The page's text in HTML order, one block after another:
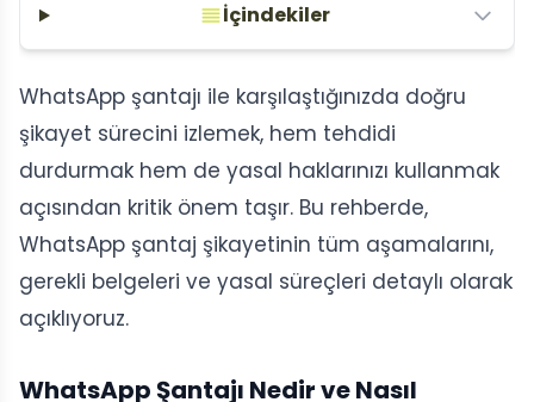
İçindekiler
WhatsApp şantajı ile karşılaştığınızda doğru
şikayet sürecini izlemek, hem tehdidi
durdurmak hem de yasal haklarınızı kullanmak
açısından kritik önem taşır. Bu rehberde,
WhatsApp şantaj şikayetinin tüm aşamalarını,
gerekli belgeleri ve yasal süreçleri detaylı olarak
açıklıyoruz.
WhatsApp Şantajı Nedir ve Nasıl